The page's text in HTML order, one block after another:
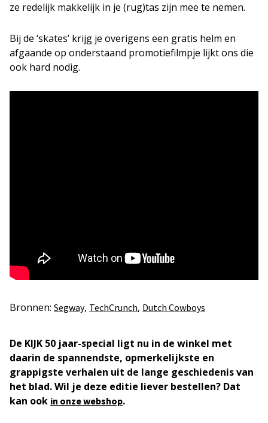
ze redelijk makkelijk in je (rug)tas zijn mee te nemen.
Bij de ‘skates’ krijg je overigens een gratis helm en
afgaande op onderstaand promotiefilmpje lijkt ons die
ook hard nodig.
Bronnen: Segway, TechCrunch, Dutch Cowboys
De KIJK 50 jaar-special ligt nu in de winkel met
daarin de spannendste, opmerkelijkste en
grappigste verhalen uit de lange geschiedenis van
het blad. Wil je deze editie liever bestellen? Dat
kan ook in onze webshop.